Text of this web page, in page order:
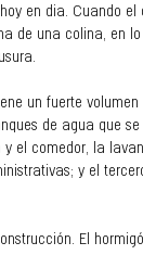
en dia. Cuando
de una colina, en
un fuerte
de agua que
el comedor, la
y el
El